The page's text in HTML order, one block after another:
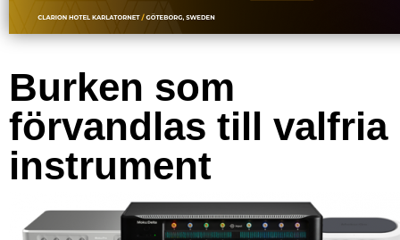
Burken som
förvandlas till valfria
instrument